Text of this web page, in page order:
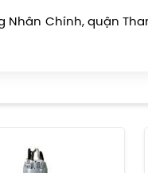
Nhân Chính, quận